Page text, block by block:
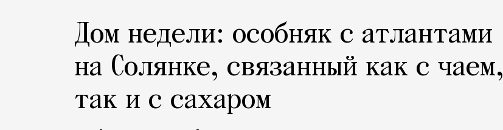
Дом недели: особняк с атлантами
на Солянке, связанный как с чаем,
так и с сахаром